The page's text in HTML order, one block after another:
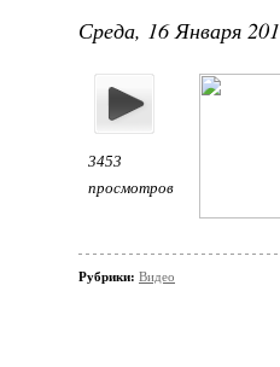
Среда, 16 Января
3453
просмотров
Рубрики: Видео